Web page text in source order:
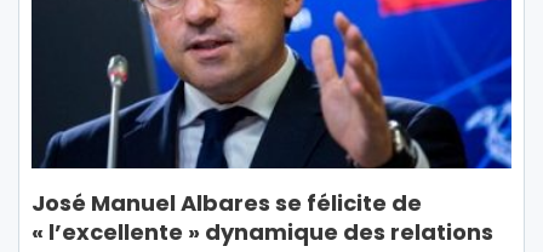
José Manuel Albares se félicite de
« l’excellente » dynamique des relations